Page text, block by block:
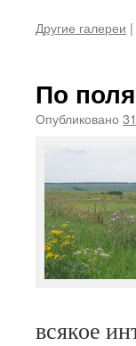
Другие галереи |
По
Опубликовано
всякое